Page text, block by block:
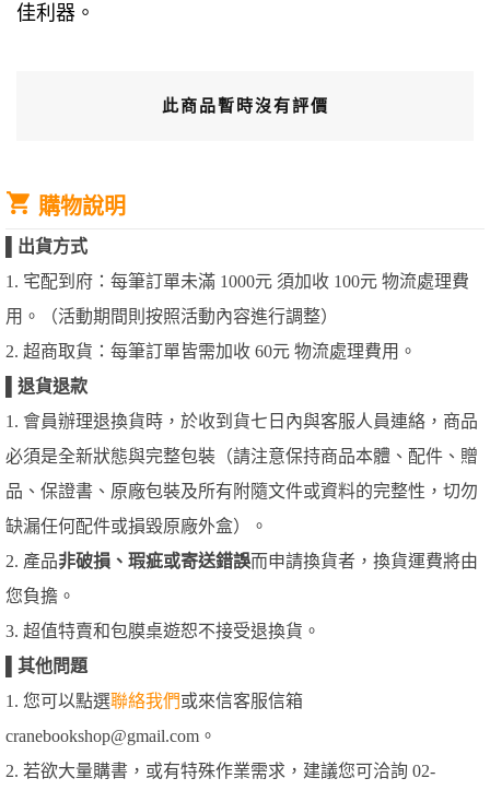
佳利器。
此商品暫時沒有評價
購物說明
出貨方式
1. 宅配到府：每筆訂單未滿 1000元 須加收 100元 物流處理費
用。（活動期間則按照活動內容進行調整）
2. 超商取貨：每筆訂單皆需加收 60元 物流處理費用。
退貨退款
1. 會員辦理退換貨時，於收到貨七日內與客服人員連絡，商品
必須是全新狀態與完整包裝（請注意保持商品本體、配件、贈
品、保證書、原廠包裝及所有附隨文件或資料的完整性，切勿
缺漏任何配件或損毀原廠外盒）。
2. 產品非破損、瑕疵或寄送錯誤而申請換貨者，換貨運費將由
您負擔。
3. 超值特賣和包膜桌遊恕不接受退換貨。
其他問題
1. 您可以點選聯絡我們或來信客服信箱
cranebookshop@gmail.com。
2. 若欲大量購書，或有特殊作業需求，建議您可洽詢 02-